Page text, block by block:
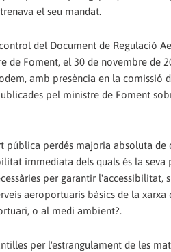
el seu mandat.
del Document de Regulació
Foment, el 30 de novembre de
amb presència en la comissió
pel ministre de Foment
perdés majoria absoluta de
immediata dels quals és la seva
per garantir l'accessibilitat,
aeroportuaris bàsics de la
o al medi ambient?.
per l'estrangulament de les